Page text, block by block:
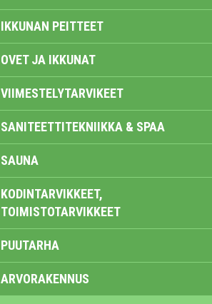
IKKUNAN PEITTEET
OVET JA IKKUNAT
VIIMESTELYTARVIKEET
SANITEETTITEKNIIKKA & SPAA
SAUNA
KODINTARVIKKEET,
TOIMISTOTARVIKKEET
PUUTARHA
ARVORAKENNUS